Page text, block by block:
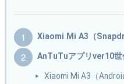
Xiaomi Mi A3（
AnTuTuアプリver10世
Xiaomi Mi A3（